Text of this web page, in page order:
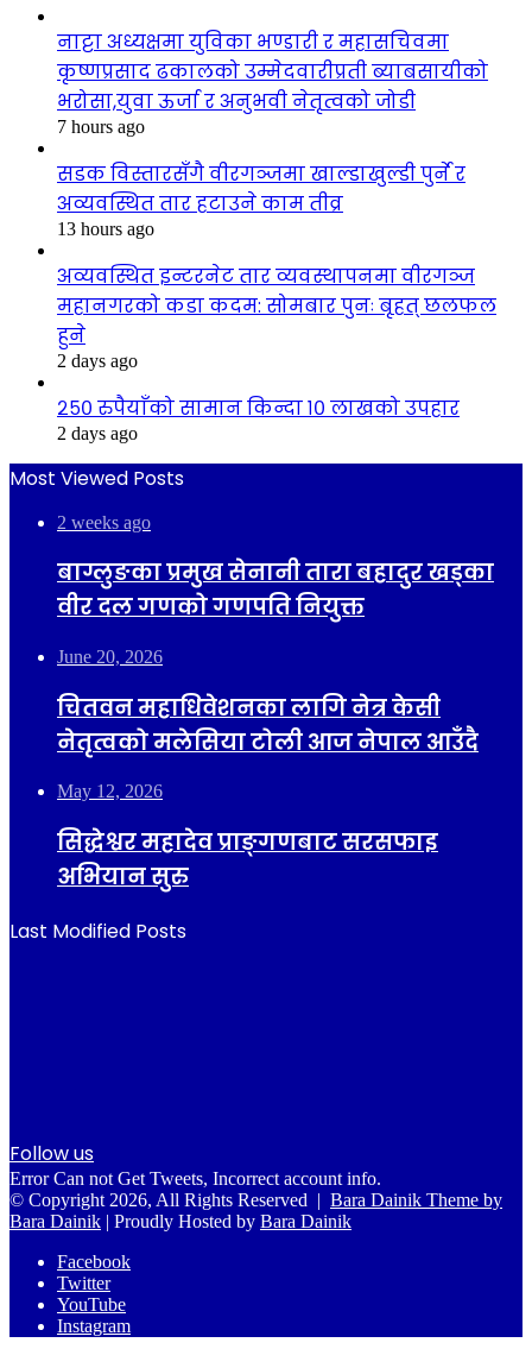
नाट्टा अध्यक्षमा युविका भण्डारी र महासचिवमा
कृष्णप्रसाद ढकालको उम्मेदवारीप्रती ब्याबसायीको
भरोसा,युवा ऊर्जा र अनुभवी नेतृत्वको जोडी
7 hours ago
सडक विस्तारसँगै वीरगञ्जमा खाल्डाखुल्डी पुर्ने र
अव्यवस्थित तार हटाउने काम तीव्र
13 hours ago
अव्यवस्थित इन्टरनेट तार व्यवस्थापनमा वीरगञ्ज
महानगरको कडा कदम: सोमबार पुनः बृहत् छलफल
हुने
2 days ago
२५० रुपैयाँको सामान किन्दा १० लाखको उपहार
2 days ago
Most Viewed Posts
2 weeks ago
बाग्लुङका प्रमुख सेनानी तारा बहादुर खड्का
वीर दल गणको गणपति नियुक्त
June 20, 2026
चितवन महाधिवेशनका लागि नेत्र केसी
नेतृत्वको मलेसिया टोली आज नेपाल आउँदै
May 12, 2026
सिद्धेश्वर महादेव प्राङ्गणबाट सरसफाइ
अभियान सुरु
Last Modified Posts
Follow us
Error Can not Get Tweets, Incorrect account info.
© Copyright 2026, All Rights Reserved | Bara Dainik Theme by
Bara Dainik | Proudly Hosted by Bara Dainik
Facebook
Twitter
YouTube
Instagram